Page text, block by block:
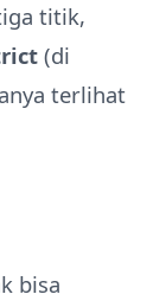
titik,
(di
terlihat
bisa